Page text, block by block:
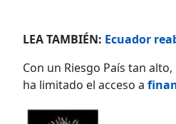
LEA TAMBIÉN: Ecuador
Con un Riesgo País tan
ha limitado el acceso a